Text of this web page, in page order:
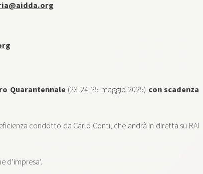
Quarantennale (23-24-25 maggio 2025) con scadenza
condotto da Carlo Conti, che andrà in diretta su RAI